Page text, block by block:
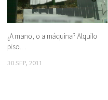
¿A mano, o a máquina? Alquilo
piso…
30 SEP, 2011